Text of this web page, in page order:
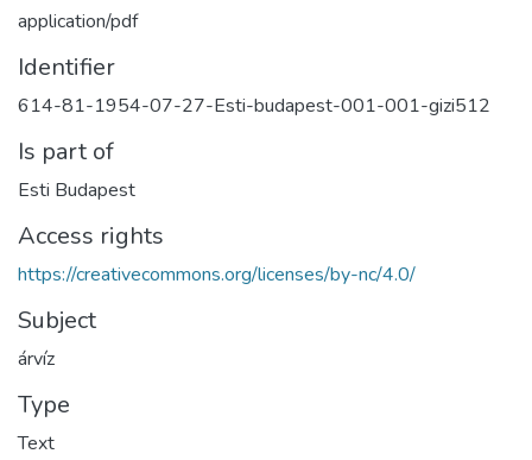
application/pdf
Identifier
614-81-1954-07-27-Esti-budapest-001-001-gizi512
Is part of
Esti Budapest
Access rights
https://creativecommons.org/licenses/by-nc/4.0/
Subject
árvíz
Type
Text